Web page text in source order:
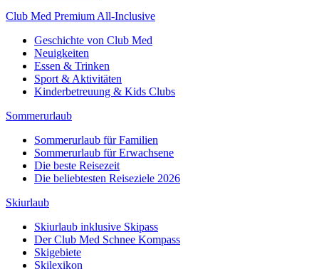
Club Med Premium All-Inclusive
Geschichte von Club Med
Neuigkeiten
Essen & Trinken
Sport & Aktivitäten
Kinderbetreuung & Kids Clubs
Sommerurlaub
Sommerurlaub für Familien
Sommerurlaub für Erwachsene
Die beste Reisezeit
Die beliebtesten Reiseziele 2026
Skiurlaub
Skiurlaub inklusive Skipass
Der Club Med Schnee Kompass
Skigebiete
Skilexikon